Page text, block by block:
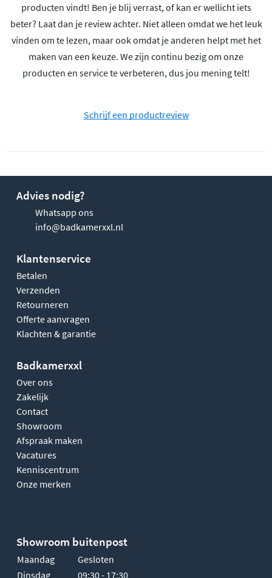
producten vindt! Ben je blij verrast, of kan er wellicht iets
beter? Laat dan je review achter. Niet alleen omdat we het leuk
vinden om te lezen, maar ook omdat je anderen helpt met het
maken van een keuze. We zijn continu bezig om onze
producten en service te verbeteren, dus jou mening telt!
Schrijf een productreview
Advies nodig?
Whatsapp ons
info@badkamerxxl.nl
Klantenservice
Betalen
Verzenden
Retourneren
Offerte aanvragen
Klachten & garantie
Badkamerxxl
Over ons
Zakelijk
Contact
Showroom
Afspraak maken
Vacatures
Kenniscentrum
Onze merken
Showroom buitenpost
Maandag
Gesloten
Dinsdag
09:30 - 17:30